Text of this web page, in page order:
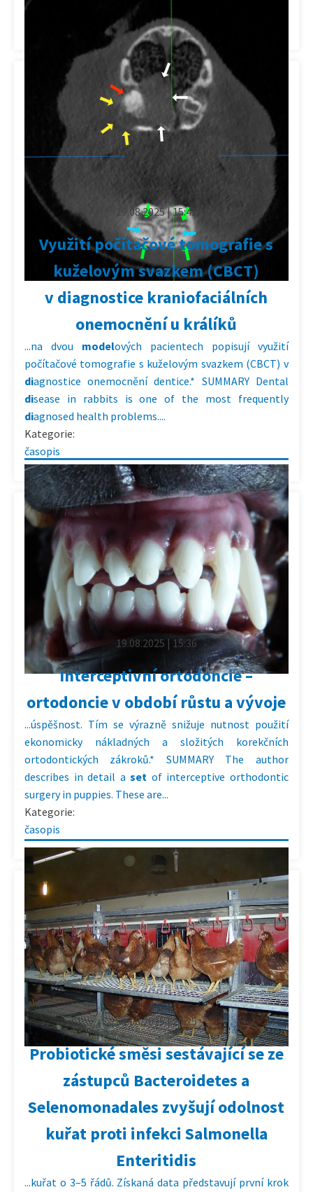
ABCD & Boehringer Ingelheim
19.08.2025 | 15:42
Využití počítačové tomografie s
kuželovým svazkem (CBCT)
v diagnostice kraniofaciálních
onemocnění u králíků
...na dvou modelových pacientech popisují využití
počítačové tomografie s kuželovým svazkem (CBCT) v
diagnostice onemocnění dentice.* SUMMARY Dental
disease in rabbits is one of the most frequently
diagnosed health problems....
Kategorie:
časopis
19.08.2025 | 15:36
Interceptivní ortodoncie –
ortodoncie v období růstu a vývoje
...úspěšnost. Tím se výrazně snižuje nutnost použití
ekonomicky nákladných a složitých korekčních
ortodontických zákroků.* SUMMARY The author
describes in detail aset of interceptive orthodontic
surgery in puppies. These are...
Kategorie:
časopis
01.06.2025 | 20:25
Probiotické směsi sestávající se ze
zástupců Bacteroidetes a
Selenomonadales zvyšují odolnost
kuřat proti infekci Salmonella
Enteritidis
...kuřat o 3–5 řádů. Získaná data představují první krok